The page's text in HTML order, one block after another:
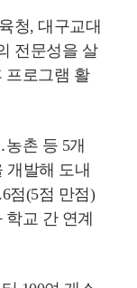
청, 대구교대
전문성을 살
프로그램 활
촌 등 5개
개발해 도내
점(5점 만점)
교 간 연계